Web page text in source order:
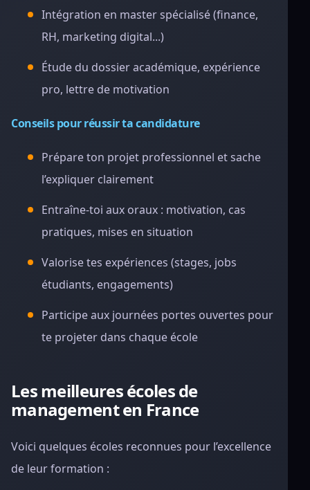
Intégration en master spécialisé (finance,
RH, marketing digital...)
Étude du dossier académique, expérience
pro, lettre de motivation
Conseils pour réussir ta candidature
Prépare ton projet professionnel et sache
l’expliquer clairement
Entraîne-toi aux oraux : motivation, cas
pratiques, mises en situation
Valorise tes expériences (stages, jobs
étudiants, engagements)
Participe aux journées portes ouvertes pour
te projeter dans chaque école
Les meilleures écoles de
management en France
Voici quelques écoles reconnues pour l’excellence
de leur formation :